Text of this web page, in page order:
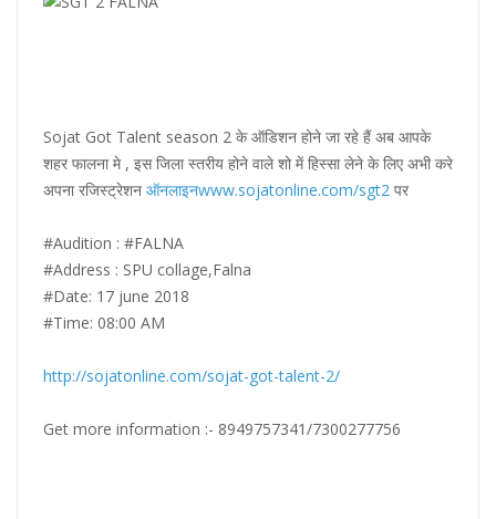
Sojat Got Talent season 2 के ऑडिशन होने जा रहे हैं अब आपके
शहर फालना मे , इस जिला स्तरीय होने वाले शो में हिस्सा लेने के लिए अभी करे
अपना रजिस्ट्रेशन ऑनलाइनwww.sojatonline.com/sgt2 पर
#Audition : #FALNA
#Address : SPU collage,Falna
#Date: 17 june 2018
#Time: 08:00 AM
http://sojatonline.com/sojat-got-talent-2/
Get more information :- 8949757341/7300277756